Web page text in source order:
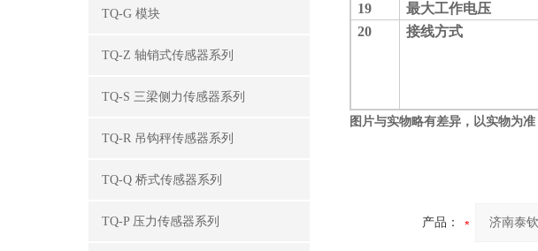
TQ-G 模块
TQ-Z 轴销式传感器系列
TQ-S 三梁侧力传感器系列
TQ-R 吊钩秤传感器系列
TQ-Q 桥式传感器系列
TQ-P 压力传感器系列
19
最大工作电压
20 接线方式
图片与实物略有差异，以实物为准
产品：